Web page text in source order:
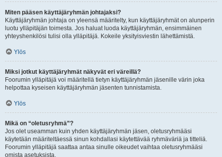
Miten pääsen käyttäjäryhmän johtajaksi?
Käyttäjäryhmän johtaja on yleensä määritelty, kun käyttäjäryhmät on alunperin
luotu ylläpitäjän toimesta. Jos haluat luoda käyttäjäryhmän, ensimmäinen
yhteyshenkilösi tulisi olla ylläpitäjä. Kokeile yksityisviestin lähettämistä.
Ylös
Miksi jotkut käyttäjäryhmät näkyvät eri väreillä?
Foorumin ylläpitäjä voi määritellä tietyn käyttäjäryhmän jäsenille värin joka
helpottaa kyseisen käyttäjäryhmän jäsenten tunnistamista.
Ylös
Mikä on “oletusryhmä”?
Jos olet useamman kuin yhden käyttäjäryhmän jäsen, oletusryhmääsi
käytetään määriteltäessä sinun kohdallasi käytettävää ryhmäväriä ja titteliä.
Foorumin ylläpitäjä saattaa antaa sinulle oikeudet vaihtaa oletusryhmääsi
omista asetuksista.